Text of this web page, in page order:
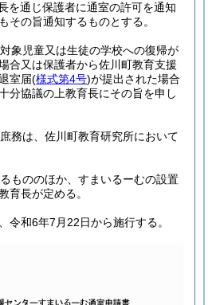
を通じ保護者に通室の許可を通知
その旨通知するものとする。
象児童又は生徒の学校への復帰が
合又は保護者から佐川町教育支援
室届(様式第4号)が提出された場合
分協議の上教育長にその旨を申し
務は、佐川町教育研究所において
もののほか、すまいるーむの設置
育長が定める。
令和6年7月22日から施行する。